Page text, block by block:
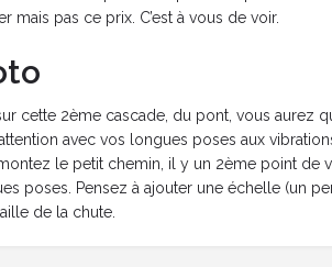
mais pas ce prix. C’est à vous de voir.
cette 2ème cascade, du pont, vous aurez
avec vos longues poses aux
le petit chemin, il y un 2ème point de
poses. Pensez à ajouter une échelle (un
de la chute.